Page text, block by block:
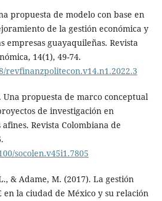
propuesta de modelo con base en
de la gestión económica y
empresas guayaquileñas. Revista
14(1), 49-74.
revfinanzpolitecon.v14.n1.2022.3
Una propuesta de marco conceptual
de investigación en
Revista Colombiana de
socolen.v45i1.7805
& Adame, M. (2017). La gestión
en la ciudad de México y su relación